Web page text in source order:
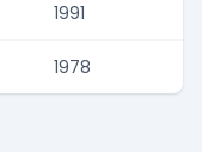
1991
1978